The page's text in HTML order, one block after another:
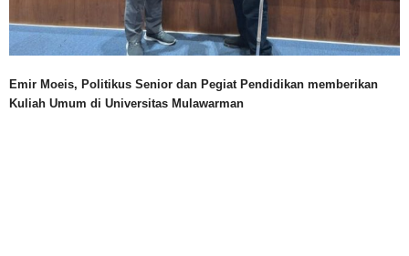
Emir Moeis, Politikus Senior dan Pegiat Pendidikan memberikan
Kuliah Umum di Universitas Mulawarman